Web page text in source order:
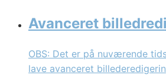
Avanceret
OBS: Det er på nuværende
lave avanceret